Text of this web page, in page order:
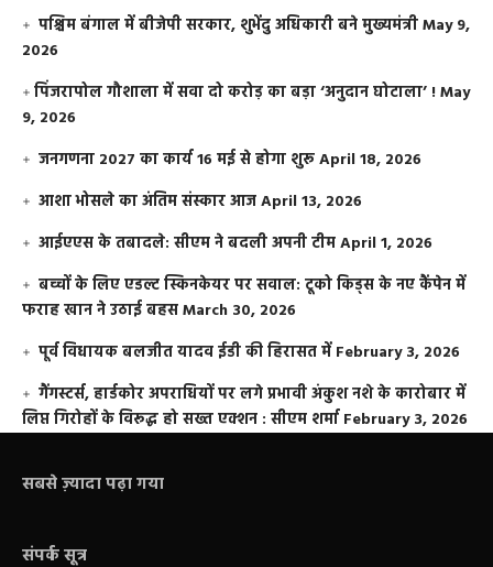
पश्चिम बंगाल में बीजेपी सरकार, शुभेंदु अधिकारी बने मुख्यमंत्रीMay 9,
2026
​पिंजरापोल गौशाला में सवा दो करोड़ का बड़ा ‘अनुदान घोटाला’ !May
9, 2026
जनगणना 2027 का कार्य 16 मई से होगा शुरूApril 18, 2026
आशा भोसले का अंतिम संस्कार आजApril 13, 2026
आईएएस के तबादले: सीएम ने बदली अपनी टीमApril 1, 2026
बच्चों के लिए एडल्ट स्किनकेयर पर सवाल: टूको किड्स के नए कैंपेन में
फराह खान ने उठाई बहसMarch 30, 2026
पूर्व विधायक बलजीत यादव ईडी की हिरासत में February 3, 2026
गैंगस्टर्स, हार्डकोर अपराधियों पर लगे प्रभावी अंकुश नशे के कारोबार में
लिप्त गिरोहों के विरूद्ध हो सख्त एक्शन : सीएम शर्मा February 3, 2026
सबसे ज़्यादा पढ़ा गया
संपर्क सूत्र